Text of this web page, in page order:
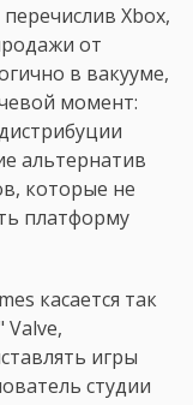
Xbox,
от
в вакууме,
момент:
альтернатив
которые не
платформу
касается так
Valve,
игры
студии